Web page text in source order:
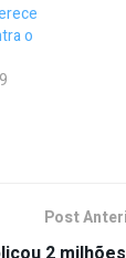
o
Post